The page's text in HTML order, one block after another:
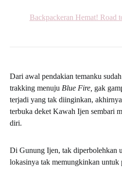
Backpackeran Hemat! Road
Dari awal pendakian temanku
trakking menuju Blue Fire, gak
terjadi yang tak diinginkan,
terbuka deket Kawah Ijen sembari
diri.
Di Gunung Ijen, tak diperbolehkan
lokasinya tak memungkinkan untuk